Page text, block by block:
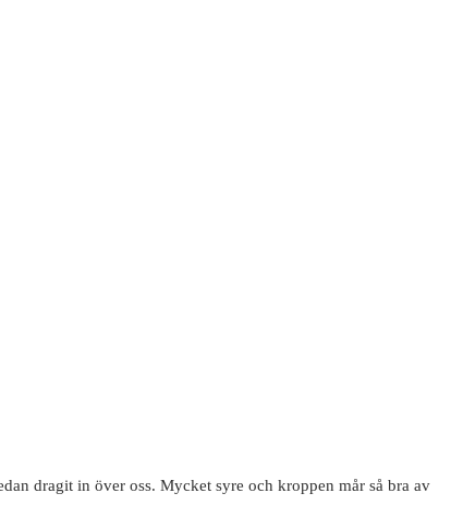
dragit in över oss. Mycket syre och kroppen mår så bra av